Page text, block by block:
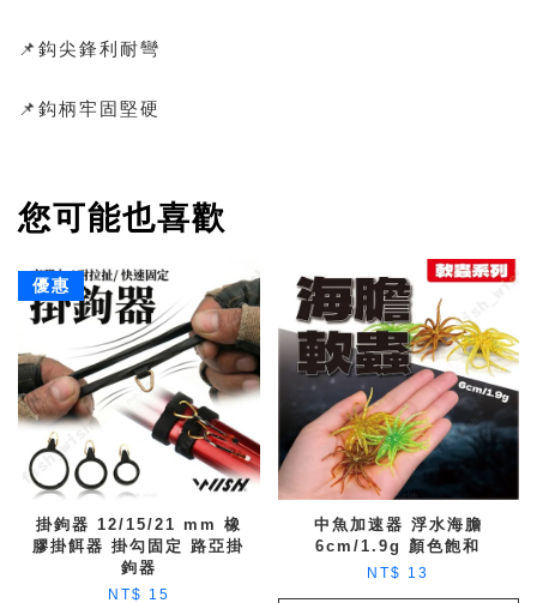
📌鈎尖鋒利耐彎
📌鈎柄牢固堅硬
您可能也喜歡
優惠
掛鉤器 12/15/21 mm 橡
膠掛餌器 掛勾固定 路亞掛
鉤器
NT$ 15
中魚加速器 浮水海膽
6cm/1.9g 顏色飽和
NT$ 13